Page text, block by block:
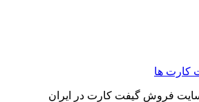
کارت ها
سایت فروش گیفت کارت در ایران